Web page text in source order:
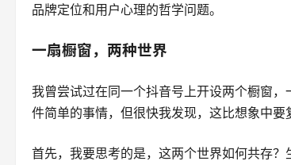
品牌定位和用户心理的哲学问题。
一扇橱窗，两种世界
我曾尝试过在同一个抖音号上开设两个橱窗
件简单的事情，但很快我发现，这比想象中要
首先，我要思考的是，这两个世界如何共存